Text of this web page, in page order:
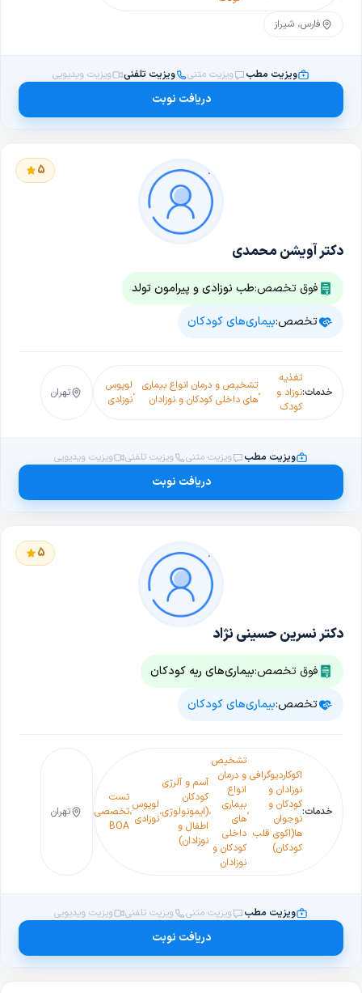
فارس، شیراز
ویزیت مطب ویزیت متنی ویزیت تلفنی ویزیت ویدیویی
دریافت نوبت
5
دکتر آویشن محمدی
فوق تخصص:طب نوزادی و پیرامون تولد
تخصص:بیماری‌های کودکان
خدمات:
تغذیه
نوزاد و
کودک
،تشخیص و درمان انواع بیماری
های داخلی کودکان و نوزادان
،لوپوس
نوزادی
تهران
ویزیت مطب ویزیت متنی ویزیت تلفنی ویزیت ویدیویی
دریافت نوبت
5
دکتر نسرین حسینی نژاد
فوق تخصص:بیماری‌های ریه کودکان
تخصص:بیماری‌های کودکان
خدمات:
اکوکاردیوگرافی
نوزادان و
کودکان و
نوجوان
ها(اکوی قلب
کودکان)
،
تشخیص
و درمان
انواع
بیماری
های
داخلی
کودکان و
نوزادان
،
آسم و آلرژی
کودکان
(ایمونولوژی
اطفال و
نوزادان)
،لوپوس
نوزادی ،
تست
تخصصی
BOA
تهران
ویزیت مطب ویزیت متنی ویزیت تلفنی ویزیت ویدیویی
دریافت نوبت